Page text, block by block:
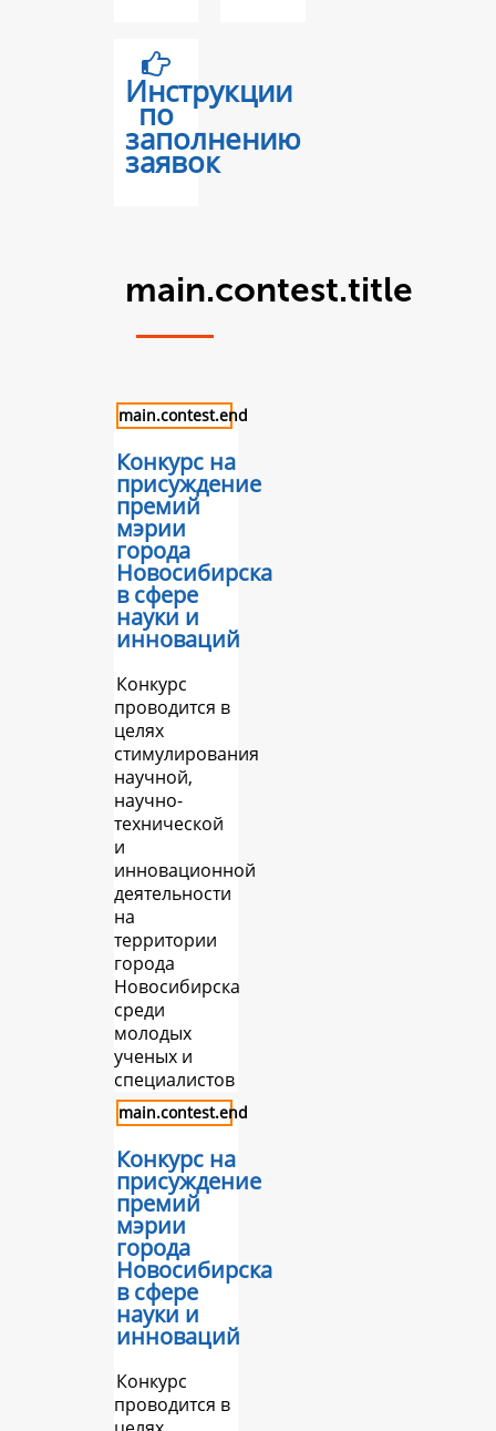
Инструкции
по
заполнению
заявок
main.contest.title
main.contest.end
Конкурс на
присуждение
премий
мэрии
города
Новосибирска
в сфере
науки и
инноваций
Конкурс
проводится в
целях
стимулирования
научной,
научно-
технической
и
инновационной
деятельности
на
территории
города
Новосибирска
среди
молодых
ученых и
специалистов
main.contest.end
Конкурс на
присуждение
премий
мэрии
города
Новосибирска
в сфере
науки и
инноваций
Конкурс
проводится в